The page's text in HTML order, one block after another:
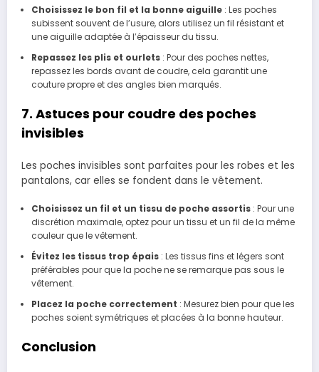
Choisissez le bon fil et la bonne aiguille: Les poches
subissent souvent de l’usure, alors utilisez un fil résistant et
une aiguille adaptée à l’épaisseur du tissu.
Repassez les plis et ourlets: Pour des poches nettes,
repassez les bords avant de coudre, cela garantit une
couture propre et des angles bien marqués.
7. Astuces pour coudre des poches
invisibles
Les poches invisibles sont parfaites pour les robes et les
pantalons, car elles se fondent dans le vêtement.
Choisissez un fil et un tissu de poche assortis: Pour une
discrétion maximale, optez pour un tissu et un fil de la même
couleur que le vêtement.
Évitez les tissus trop épais: Les tissus fins et légers sont
préférables pour que la poche ne se remarque pas sous le
vêtement.
Placez la poche correctement : Mesurez bien pour que les
poches soient symétriques et placées à la bonne hauteur.
Conclusion